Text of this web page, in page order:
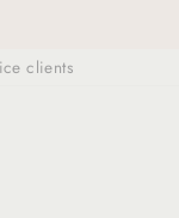
clients